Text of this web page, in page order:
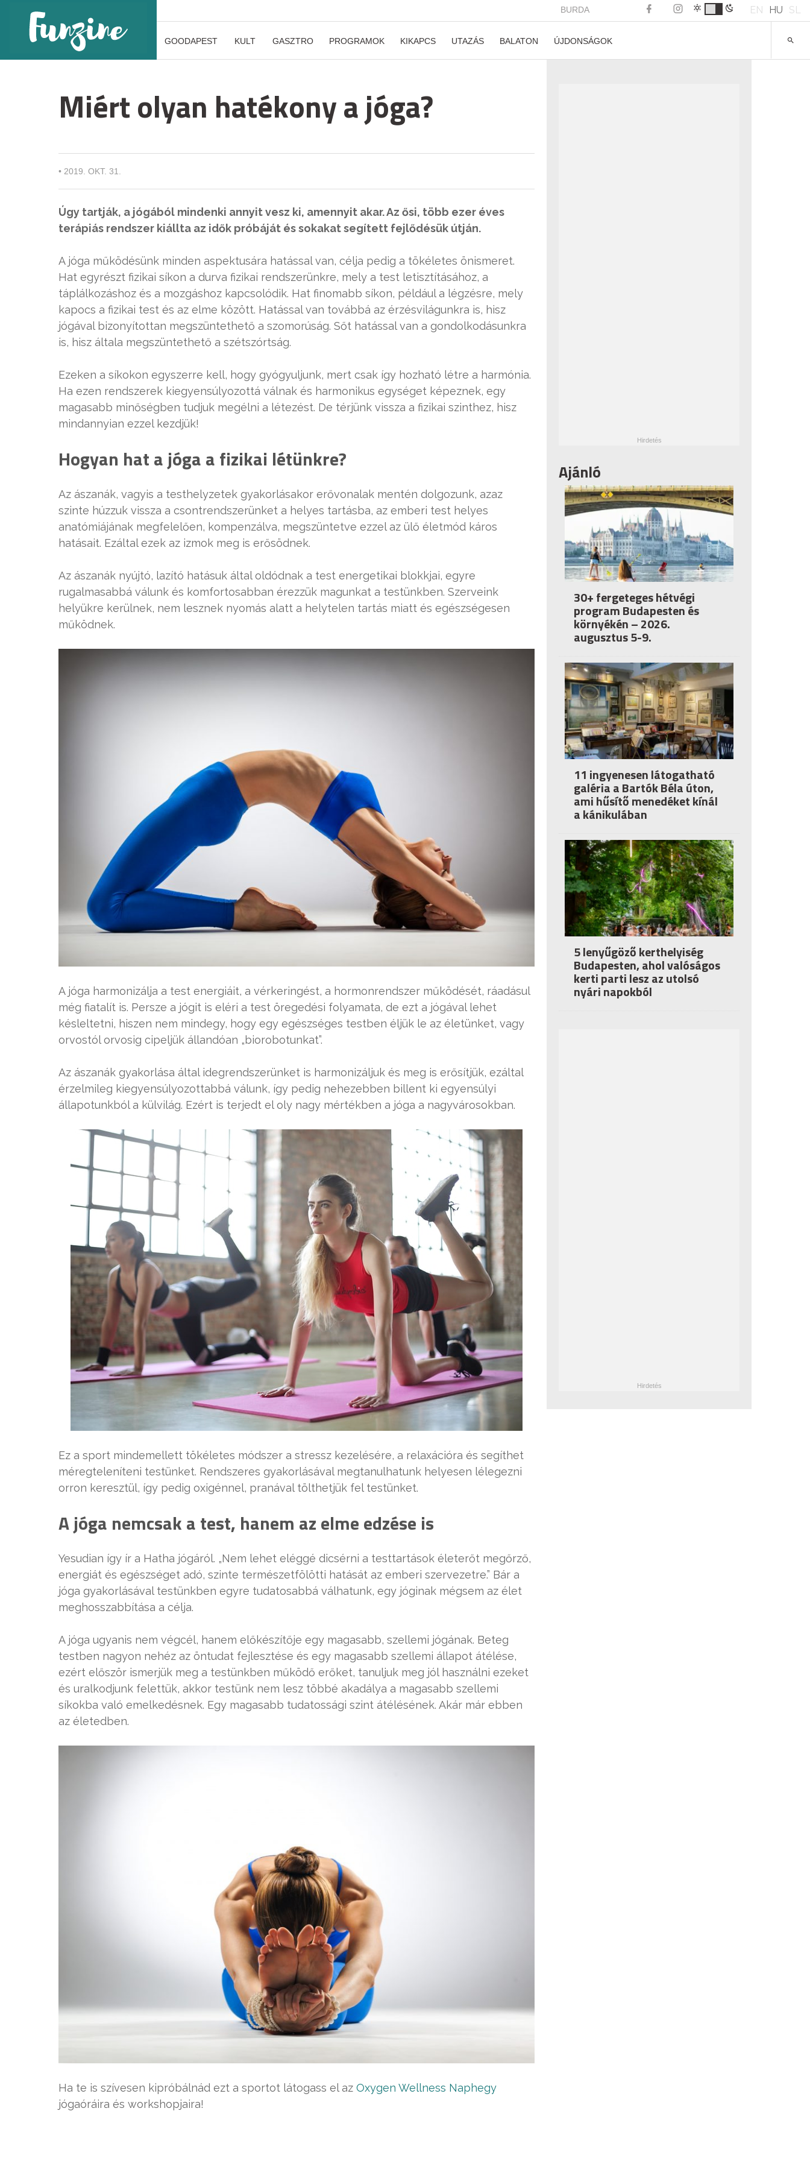
BURDA EN HU SL
GOODAPEST KULT GASZTRO PROGRAMOK KIKAPCS UTAZÁS BALATON ÚJDONSÁGOK
Miért olyan hatékony a jóga?
• 2019. OKT. 31.
Úgy tartják, a jógából mindenki annyit vesz ki, amennyit akar. Az ősi, több ezer éves
terápiás rendszer kiállta az idők próbáját és sokakat segített fejlődésük útján.
A jóga működésünk minden aspektusára hatással van, célja pedig a tökéletes önismeret.
Hat egyrészt fizikai síkon a durva fizikai rendszerünkre, mely a test letisztításához, a
táplálkozáshoz és a mozgáshoz kapcsolódik. Hat finomabb síkon, például a légzésre, mely
kapocs a fizikai test és az elme között. Hatással van továbbá az érzésvilágunkra is, hisz
jógával bizonyítottan megszüntethető a szomorúság. Sőt hatással van a gondolkodásunkra
is, hisz általa megszüntethető a szétszórtság.
Ezeken a síkokon egyszerre kell, hogy gyógyuljunk, mert csak így hozható létre a harmónia.
Ha ezen rendszerek kiegyensúlyozottá válnak és harmonikus egységet képeznek, egy
magasabb minőségben tudjuk megélni a létezést. De térjünk vissza a fizikai szinthez, hisz
mindannyian ezzel kezdjük!
Hogyan hat a jóga a fizikai létünkre?
Az ászanák, vagyis a testhelyzetek gyakorlásakor erővonalak mentén dolgozunk, azaz
szinte húzzuk vissza a csontrendszerünket a helyes tartásba, az emberi test helyes
anatómiájának megfelelően, kompenzálva, megszüntetve ezzel az ülő életmód káros
hatásait. Ezáltal ezek az izmok meg is erősödnek.
Az ászanák nyújtó, lazító hatásuk által oldódnak a test energetikai blokkjai, egyre
rugalmasabbá válunk és komfortosabban érezzük magunkat a testünkben. Szerveink
helyükre kerülnek, nem lesznek nyomás alatt a helytelen tartás miatt és egészségesen
működnek.
A jóga harmonizálja a test energiáit, a vérkeringést, a hormonrendszer működését, ráadásul
még fiatalít is. Persze a jógit is eléri a test öregedési folyamata, de ezt a jógával lehet
késleltetni, hiszen nem mindegy, hogy egy egészséges testben éljük le az életünket, vagy
orvostól orvosig cipeljük állandóan „biorobotunkat”.
Az ászanák gyakorlása által idegrendszerünket is harmonizáljuk és meg is erősítjük, ezáltal
érzelmileg kiegyensúlyozottabbá válunk, így pedig nehezebben billent ki egyensúlyi
állapotunkból a külvilág. Ezért is terjedt el oly nagy mértékben a jóga a nagyvárosokban.
Ez a sport mindemellett tökéletes módszer a stressz kezelésére, a relaxációra és segíthet
méregteleníteni testünket. Rendszeres gyakorlásával megtanulhatunk helyesen lélegezni
orron keresztül, így pedig oxigénnel, pranával tölthetjük fel testünket.
A jóga nemcsak a test, hanem az elme edzése is
Yesudian így ír a Hatha jógáról. „Nem lehet eléggé dicsérni a testtartások életerőt megőrző,
energiát és egészséget adó, szinte természetfölötti hatását az emberi szervezetre.” Bár a
jóga gyakorlásával testünkben egyre tudatosabbá válhatunk, egy jóginak mégsem az élet
meghosszabbítása a célja.
A jóga ugyanis nem végcél, hanem előkészítője egy magasabb, szellemi jógának. Beteg
testben nagyon nehéz az öntudat fejlesztése és egy magasabb szellemi állapot átélése,
ezért először ismerjük meg a testünkben működő erőket, tanuljuk meg jól használni ezeket
és uralkodjunk felettük, akkor testünk nem lesz többé akadálya a magasabb szellemi
síkokba való emelkedésnek. Egy magasabb tudatossági szint átélésének. Akár már ebben
az életedben.
Ha te is szívesen kipróbálnád ezt a sportot látogass el az Oxygen Wellness Naphegy
jógaóráira és workshopjaira!
Ajánló
30+ fergeteges hétvégi
program Budapesten és
környékén – 2026.
augusztus 5-9.
11 ingyenesen látogatható
galéria a Bartók Béla úton,
ami hűsítő menedéket kínál
a kánikulában
5 lenyűgöző kerthelyiség
Budapesten, ahol valóságos
kerti parti lesz az utolsó
nyári napokból